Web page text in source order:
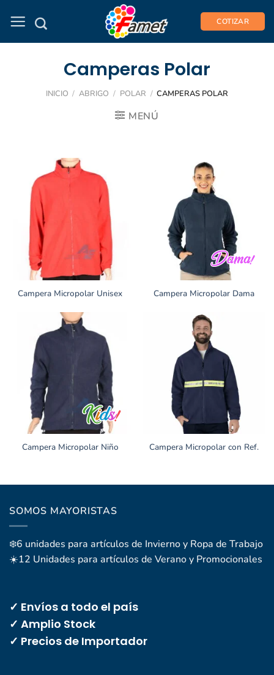
COTIZAR
Camperas Polar
INICIO / ABRIGO / POLAR / CAMPERAS POLAR
MENÚ
Campera Micropolar Unisex Campera Micropolar Dama
Campera Micropolar Niño Campera Micropolar con Ref.
SOMOS MAYORISTAS
❄️6 unidades para artículos de Invierno y Ropa de Trabajo
☀️12 Unidades para artículos de Verano y Promocionales
✓ Envíos a todo el país
✓ Amplio Stock
✓ Precios de Importador